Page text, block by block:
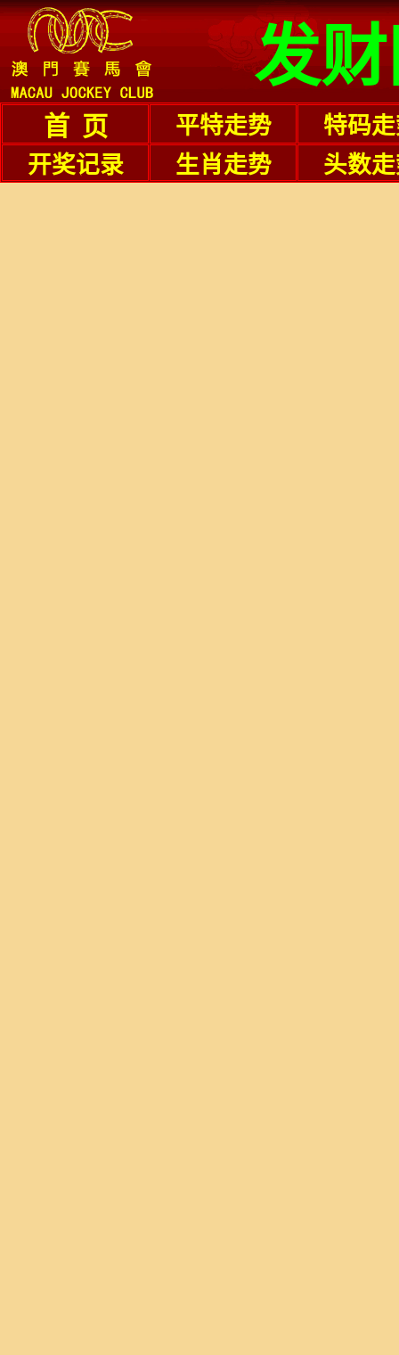
发
首 页 平特走势
特码
开奖记录
生肖走势 头数